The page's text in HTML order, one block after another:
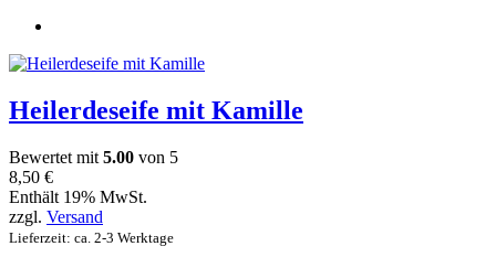
Heilerdeseife mit Kamille
Bewertet mit 5.00 von 5
8,50 €
Enthält 19% MwSt.
zzgl. Versand
Lieferzeit: ca. 2-3 Werktage